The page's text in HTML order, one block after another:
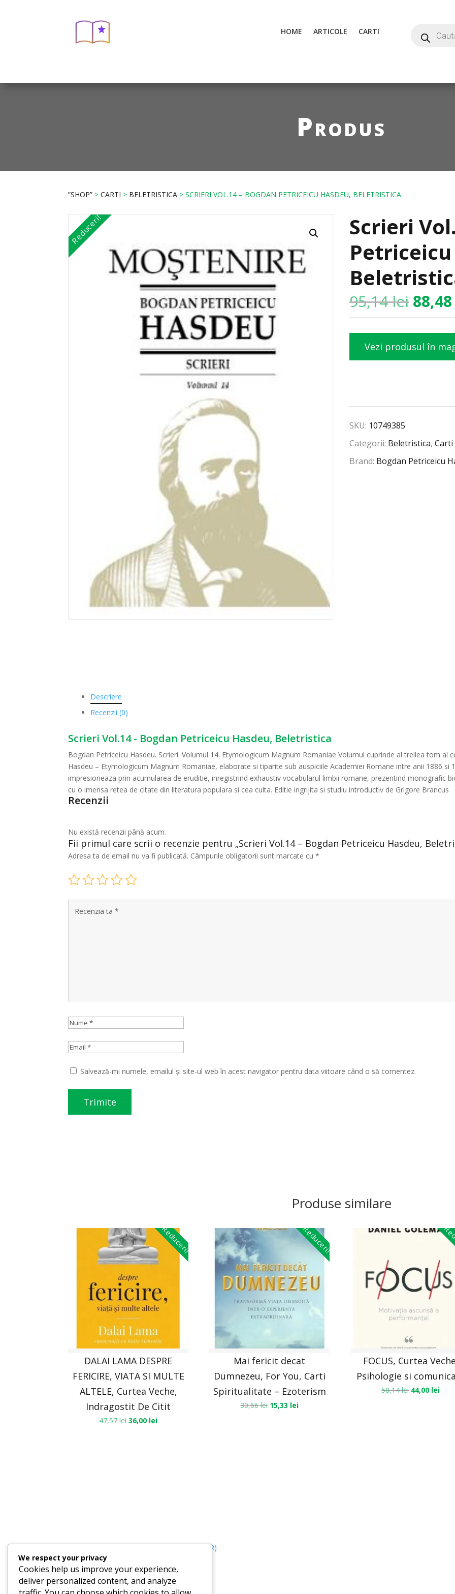
HOME ARTICOLE CARTI
Produs
”SHOP” >CARTI > BELETRISTICA > SCRIERI VOL.14 – BOGDAN PETRICEICU HASDEU, BELETRISTICA
Reduceri!
Scrieri
95,14lei 88,48
Vezi produsul în
SKU: 10749385
Categorii: Beletristica,Carti
Brand: Bogdan Petriceicu
Descriere
Recenzii (0)
Scrieri Vol.14 - Bogdan Petriceicu Hasdeu, Beletristica
Bogdan Petriceicu Hasdeu. Scrieri. Volumul 14. Etymologicum Magnum Romaniae Volumul cuprinde al treilea tom al
Hasdeu – Etymologicum Magnum Romaniae, elaborate si tiparite sub auspiciile Academiei Romane intre anii 1886 si
impresioneaza prin acumularea de eruditie, inregistrind exhaustiv vocabularul limbii romane, prezentind monografic
cu o imensa retea de citate din literatura populara si cea culta. Editie ingrijita si studiu introductiv de Grigore Brancus
Recenzii
Nu există recenzii până acum.
Fii primul care scrii o recenzie pentru „Scrieri Vol.14 – Bogdan Petriceicu Hasdeu,
Adresa ta de email nu va fi publicată. Câmpurile obligatorii sunt marcate cu*
Salvează-mi numele, emailul și site-ul web în acest navigator pentru data viitoare când o să comentez.
Produse similare
Reduceri!
DALAI LAMA DESPRE
FERICIRE, VIATA SI MULTE
ALTELE, Curtea Veche,
Indragostit De Citit
47,57lei 36,00 lei
Reduceri!
Mai fericit decat
Dumnezeu, For You, Carti
Spiritualitate – Ezoterism
30,66lei 15,33 lei
FOCUS, Curtea
Psihologie si
58,14lei 44,00 lei
Termeni, Condiții & Protecția Datelor (GDPR)
We respect your privacy
Cookies help us improve your experience,
deliver personalized content, and analyze